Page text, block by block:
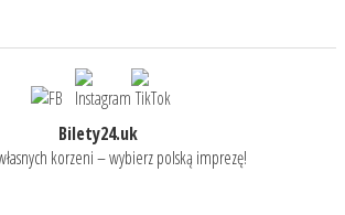
Bilety24.uk
korzeni – wybierz polską imprezę!